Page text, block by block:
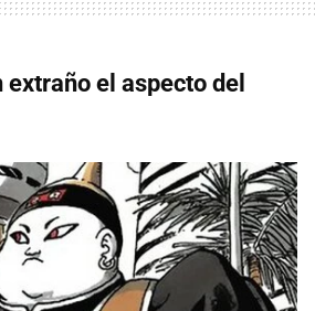
extraño el aspecto del